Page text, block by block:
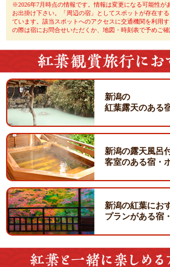
※2026年7月時点の情報です。情報は変更になる可能性が
お出掛け下さい。「周辺の宿」としてスポットが存在す
ています。該当スポットへのアクセスに交通機関を利用
の際は宿にお問合せいただくか、地図・時刻表で予めご確
新潟の
紅葉露天のある
新潟の露天風呂
客室のある宿・
新潟の紅葉にお
プランがある宿